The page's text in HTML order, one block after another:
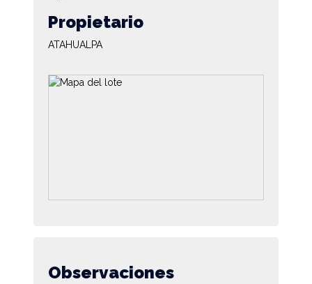
Propietario
ATAHUALPA
Observaciones